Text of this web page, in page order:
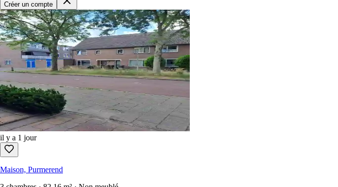
Amsterdam Rotterdam Groningen Utrecht Den-haag
Commencer
197 Logements disponibles
Trier par:newest first
Annonces gratuites à contacter uniquement
Chaque location aux Pays-Bas en une seule recherche. 1 100+ sites
Créer un compte